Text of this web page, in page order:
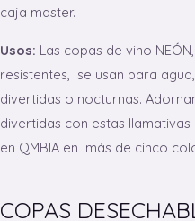
caja master.
Usos: Las copas de vino
resistentes, se usan para
divertidas o nocturnas.
divertidas con estas
en QMBIA en más de cinco
COPAS